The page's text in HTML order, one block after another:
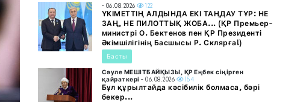
- 06.08.2026 122
ҮКІМЕТТІҢ АЛДЫНДА ЕКІ ТАҢДАУ ТҰР: НЕ
ЗАҢ, НЕ ПИЛОТТЫҚ ЖОБА... (ҚР Премьер-
министрі О. Бектенов пен ҚР Президенті
Әкімшілігінің Басшысы Р. Склярға!)
Басты
Сәуле МЕШІТБАЙҚЫЗЫ, ҚР Еңбек сіңірген
қайраткері - 06.08.2026 154
Бұл құрылтайда кәсібилік болмаса, бәрі
бекер...